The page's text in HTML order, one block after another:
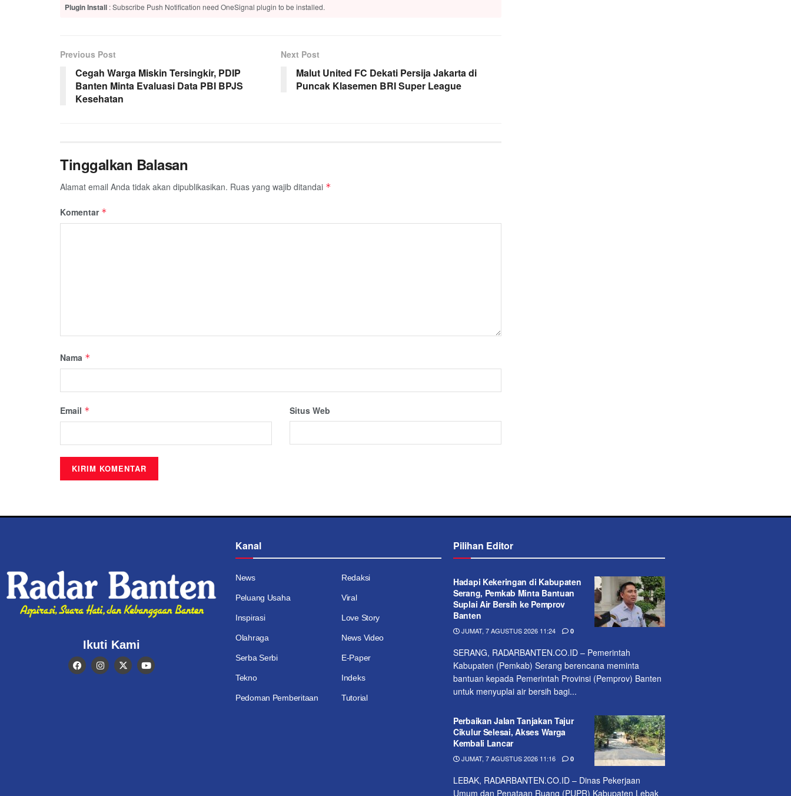
Plugin Install : Subscribe Push Notification need OneSignal plugin to be installed.
Previous Post
Cegah Warga Miskin Tersingkir, PDIP
Banten Minta Evaluasi Data PBI BPJS
Kesehatan
Next Post
Malut United FC Dekati Persija Jakarta di
Puncak Klasemen BRI Super League
Tinggalkan Balasan
Alamat email Anda tidak akan dipublikasikan. Ruas yang wajib ditandai *
Komentar *
Nama *
Email * Situs Web
Ikuti Kami
Kanal
News Redaksi
Peluang Usaha Viral
Inspirasi Love Story
Olahraga News Video
Serba Serbi E-Paper
Tekno
Pedoman Pemberitaan
Indeks
Tutorial
Pilihan Editor
Hadapi Kekeringan di Kabupaten
Serang, Pemkab Minta Bantuan
Suplai Air Bersih ke Pemprov
Banten
JUMAT, 7 AGUSTUS 2026 11:24 0
SERANG, RADARBANTEN.CO.ID – Pemerintah
Kabupaten (Pemkab) Serang berencana meminta
bantuan kepada Pemerintah Provinsi (Pemprov) Banten
untuk menyuplai air bersih bagi...
Perbaikan Jalan Tanjakan Tajur
Cikulur Selesai, Akses Warga
Kembali Lancar
JUMAT, 7 AGUSTUS 2026 11:16 0
LEBAK, RADARBANTEN.CO.ID – Dinas Pekerjaan
Umum dan Penataan Ruang (PUPR) Kabupaten Lebak